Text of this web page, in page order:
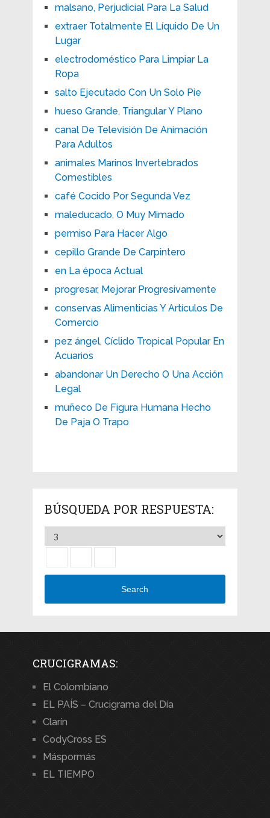
malsano, Perjudicial Para La Salud
extraer Totalmente El Líquido De Un
Lugar
electrodoméstico Para Limpiar La
Ropa
salto Ejecutado Con Un Solo Pie
hueso Grande, Triangular Y Plano
canal De Televisión De Animación
Para Adultos
animales Marinos Invertebrados
Comestibles
café Cocido Por Segunda Vez
maleducado, O Muy Mimado
permiso Para Hacer Algo
cepillo Grande De Carpintero
en La época Actual
progresar, Mejorar Progresivamente
conservas Alimenticias Y Artículos De
Comercio
pez ángel, Cíclido Tropical Popular En
Acuarios
abandonar Un Derecho O Una Acción
Legal
muñeco De Figura Humana Hecho
De Paja O Trapo
BÚSQUEDA POR RESPUESTA:
Search
CRUCIGRAMAS:
El Colombiano
EL PAÍS – Crucigrama del Día
Clarín
CodyCross ES
Máspormás
EL TIEMPO